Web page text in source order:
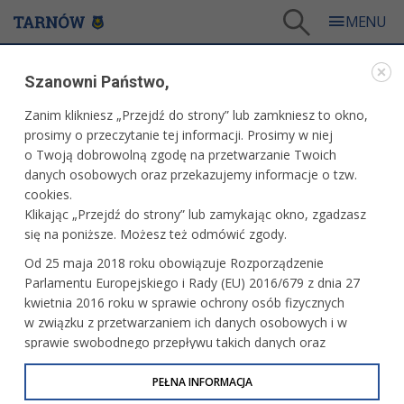
Osiem medali Brygady Vrihedd w Mistrzostwach Polski
WARTO PRZECZYTAĆ
OSIEM MEDALI BRYGADY VRIHEDD W
MISTRZOSTWACH POLSKI
10.06.2026, 13:28 Redakcja tarnow.pl
Z ośmioma medalami wróciła piętnastoosobowa
reprezentacja Stowarzyszenia Brygada Vrihedd
z rozgrywanych w Jaworzu VII Polish Open Bowhunter
Championships PBHC PFAA. Uczestnikom mistrzostw
przyszło zmierzyć się z intensywnymi opadami deszczu,
błotem na trasie oraz głębokim cieniem w leśnej gęstwinie.
Szanowni Państwo,
Zanim klikniesz „Przejdź do strony” lub zamkniesz to okno,
prosimy o przeczytanie tej informacji. Prosimy w niej
o Twoją dobrowolną zgodę na przetwarzanie Twoich
danych osobowych oraz przekazujemy informacje o tzw.
cookies.
Klikając „Przejdź do strony” lub zamykając okno, zgadzasz
się na poniższe. Możesz też odmówić zgody.
Od 25 maja 2018 roku obowiązuje Rozporządzenie
Parlamentu Europejskiego i Rady (EU) 2016/679 z dnia 27
kwietnia 2016 roku w sprawie ochrony osób fizycznych
w związku z przetwarzaniem ich danych osobowych i w
sprawie swobodnego przepływu takich danych oraz
uchylenia dyrektywy 95/46/WE (określane jako RODO, GDPR
lub Ogólne Rozporządzenie o Ochronie Danych
PEŁNA INFORMACJA